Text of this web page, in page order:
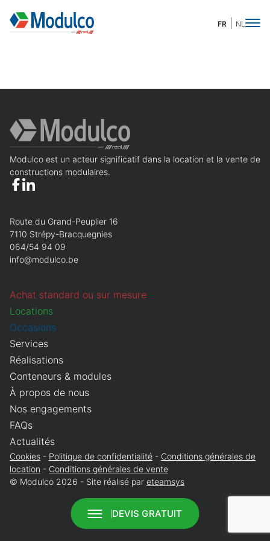
DEVIS GRATUIT
FR NL
Merci de compléter ces quelques informations
pour accéder à la demande en ligne :
Prénom
Téléphone Obligatoire
Vente Location
Annuler
Modulco est un acteur significatif dans la location et la vente de
constructions modulaires.
Route du Grand-Peuplier 16
7110 Strépy-Bracquegnies
064/54 94 09
info@modulco.be
Achat standard ou sur mesure
Locations
Occasions
Services
Réalisations
Conteneurs & modules
À propos de nous
Nos engagements
FAQs
Actualités
© Modulco 2026 - Site réalisé par eteamsys
Cookies Politique de confidentialité
Conditions générales de
location
Conditions générales de vente